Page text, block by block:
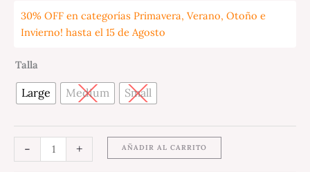
30% OFF en categorías Primavera, Verano, Otoño e
Invierno! hasta el 15 de Agosto
Talla
Large Medium Small
- + AÑADIR AL CARRITO